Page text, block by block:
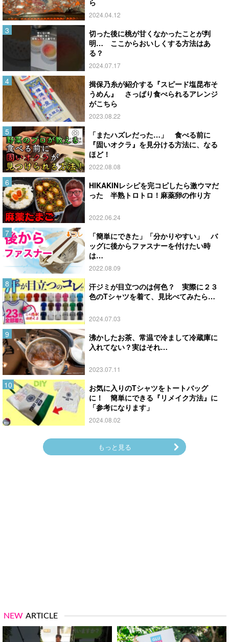
ら
2024.04.12
切った後に桃が甘くなかったことが判
明… ここからおいしくする方法はあ
る？
2024.07.17
揖保乃糸が紹介する『スピード塩昆布そ
うめん』 さっぱり食べられるアレンジ
がこちら
2023.08.22
「またハズレだった…」 食べる前に
『固いオクラ』を見分ける方法に、なる
ほど！
2022.08.08
HIKAKINレシピを完コピしたら激ウマだ
った 半熟トロトロ！麻薬卵の作り方
2022.06.24
「簡単にできた」「分かりやすい」 バ
ッグに後からファスナーを付けたい時
は…
2022.08.09
汗ジミが目立つのは何色？ 実際に２３
色のTシャツを着て、見比べてみたら…
2024.07.03
沸かしたお茶、常温で冷まして冷蔵庫に
入れてない？実はそれ…
2023.07.11
お気に入りのTシャツをトートバッグ
に！ 簡単にできる『リメイク方法』に
「参考になります」
2024.08.02
もっと見る
NEW ARTICLE